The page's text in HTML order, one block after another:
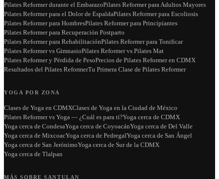
Pilates Reformer durante el EmbarazoPilates Reformer para Adultos Mayores
Pilates Reformer para el Dolor de EspaldaPilates Reformer para Escoliosis
Pilates Reformer para HombresPilates Reformer para Principiantes
Pilates Reformer para Recuperación Postparto
Pilates Reformer para RehabilitaciónPilates Reformer para Tonificar
Pilates Reformer vs GimnasioPilates Reformer vs Pilates Mat
Pilates Reformer y Pérdida de PesoPrecios de Pilates Reformer en CDMX
Resultados del Pilates ReformerTu Primera Clase de Pilates Reformer
YOGA POR ZONA
Clases de Yoga en CDMXClases de Yoga en la Ciudad de México
Pilates Reformer vs Yoga — ¿Cuál es para ti?Yoga cerca de CDMX
Yoga cerca de CondesaYoga cerca de CoyoacánYoga cerca de Del Valle
Yoga cerca de MixcoacYoga cerca de PedregalYoga cerca de San Ángel
Yoga cerca de San JerónimoYoga cerca de Sur de la CDMX
Yoga cerca de Tlalpan
MÁS SOBRE SANTULAN